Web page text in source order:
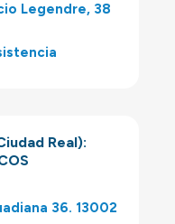
Legendre, 38
Real):
36. 13002